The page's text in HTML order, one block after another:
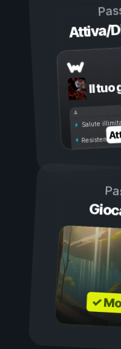
Attiva/
Il tuo
Salute
Resistenza
✓